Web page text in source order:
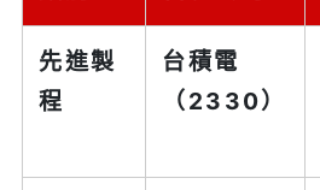
先進製
程
台積電
（2330）